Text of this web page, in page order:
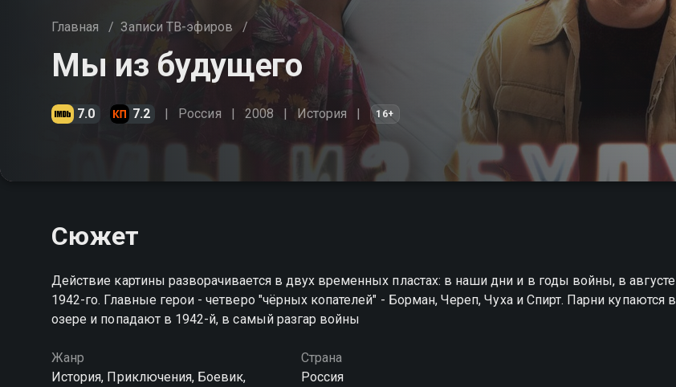
Главная / Записи ТВ-эфиров /
Мы из будущего
7.0 7.2 Россия 2008 История 16+
Сюжет
Действие картины разворачивается в двух временных пластах: в наши дни и в годы войны, в августе
1942-го. Главные герои - четверо "чёрных копателей" - Борман, Череп, Чуха и Спирт. Парни купаются в
озере и попадают в 1942-й, в самый разгар войны
Жанр
История, Приключения, Боевик,
Страна
Россия